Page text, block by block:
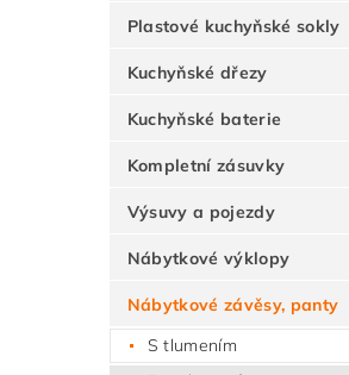
Plastové kuchyňské sokly
Kuchyňské dřezy
Kuchyňské baterie
Kompletní zásuvky
Výsuvy a pojezdy
Nábytkové výklopy
Nábytkové závěsy, panty
S tlumením